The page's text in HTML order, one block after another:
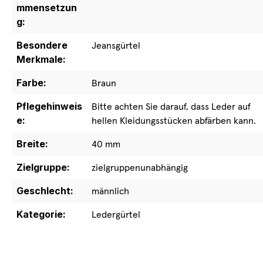
mmensetzun
g:
Besondere
Merkmale:
Jeansgürtel
Farbe:
Braun
Pflegehinweis
e:
Bitte achten Sie darauf, dass Leder auf
hellen Kleidungsstücken abfärben kann.
Breite:
40 mm
Zielgruppe:
zielgruppenunabhängig
Geschlecht:
männlich
Kategorie:
Ledergürtel